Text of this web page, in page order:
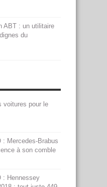
ABT : un utilitaire
du
voitures pour le
: Mercedes-Brabus
à son comble
: Hennessey